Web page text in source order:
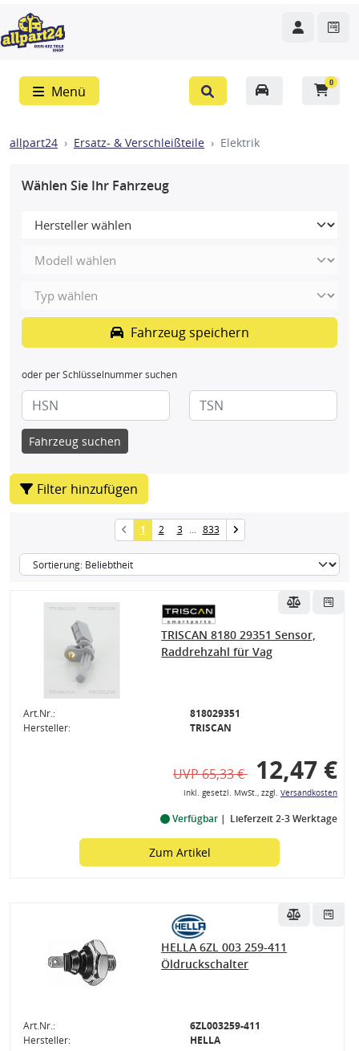
Menü
0
allpart24 Ersatz- & Verschleißteile Elektrik
Wählen Sie Ihr Fahrzeug
Fahrzeug speichern
oder per Schlüsselnummer suchen
Fahrzeug suchen
Filter hinzufügen
1 2 3 ... 833
TRISCAN 8180 29351 Sensor,
Raddrehzahl für Vag
Art.Nr.:
818029351
Hersteller:
TRISCAN
UVP 65,33 € 12,47 €
inkl. gesetzl. MwSt., zzgl. Versandkosten
Verfügbar Lieferzeit 2-3 Werktage
Zum Artikel
HELLA 6ZL 003 259-411
Öldruckschalter
Art.Nr.:
6ZL003259-411
Hersteller:
HELLA